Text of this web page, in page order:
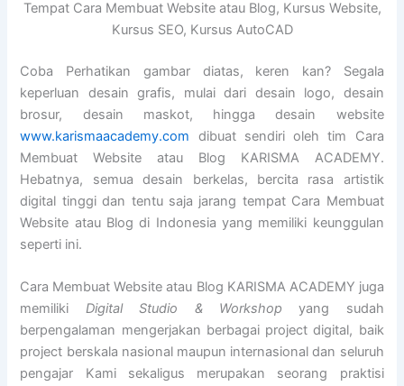
Tempat Cara Membuat Website atau Blog, Kursus Website,
Kursus SEO, Kursus AutoCAD
Coba Perhatikan gambar diatas, keren kan? Segala
keperluan desain grafis, mulai dari desain logo, desain
brosur, desain maskot, hingga desain website
www.karismaacademy.com dibuat sendiri oleh tim Cara
Membuat Website atau Blog KARISMA ACADEMY.
Hebatnya, semua desain berkelas, bercita rasa artistik
digital tinggi dan tentu saja jarang tempat Cara Membuat
Website atau Blog di Indonesia yang memiliki keunggulan
seperti ini.
Cara Membuat Website atau Blog KARISMA ACADEMY juga
memiliki Digital Studio & Workshop yang sudah
berpengalaman mengerjakan berbagai project digital, baik
project berskala nasional maupun internasional dan seluruh
pengajar Kami sekaligus merupakan seorang praktisi